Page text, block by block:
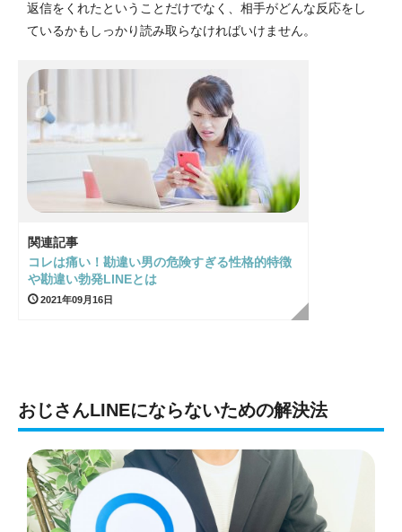
返信をくれたということだけでなく、相手がどんな反応をし
ているかもしっかり読み取らなければいけません。
関連記事
コレは痛い！勘違い男の危険すぎる性格的特徴
や勘違い勃発LINEとは
2021年09月16日
おじさんLINEにならないための解決法